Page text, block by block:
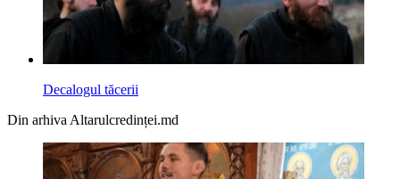
Decalogul tăcerii
Din arhiva Altarulcredinței.md